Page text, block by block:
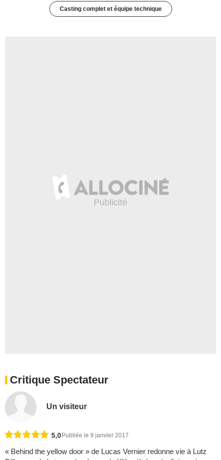
Casting complet et équipe technique
Critique Spectateur
Un visiteur
5,0 Publiée le 9 janvier 2017
« Behind the yellow door » de Lucas Vernier redonne vie à Lutz